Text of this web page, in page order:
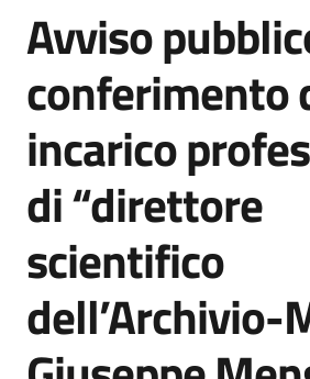
Servizi
Fontanelice
Servizi
on-
line
Tutti
Salta al contenuto
Avviso
conferimento
incarico
di “direttore
scientifico
dell’Archivio-